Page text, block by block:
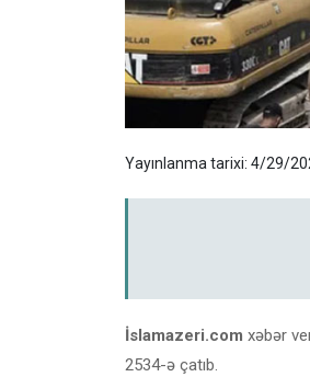
Yayınlanma tarixi: 4/29/
İslamazeri.com xəbər
2534-ə çatıb.